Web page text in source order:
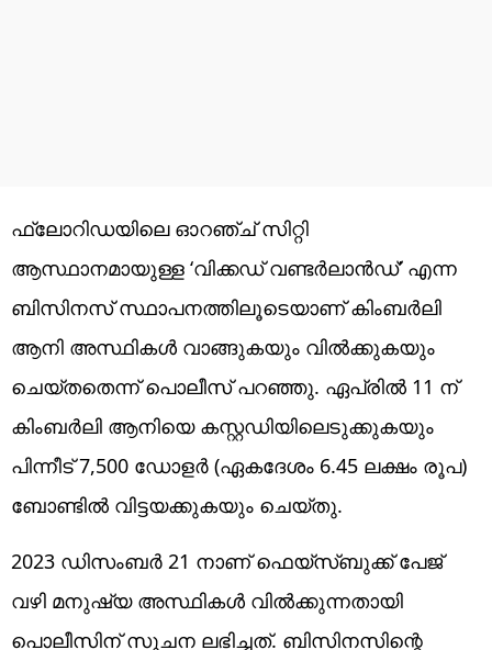
ഫ്ലോറിഡയിലെ ഓറഞ്ച് സിറ്റി
ആസ്ഥാനമായുള്ള ‘വിക്കഡ് വണ്ടർലാൻഡ്’ എന്ന
ബിസിനസ് സ്ഥാപനത്തിലൂടെയാണ് കിംബർലി
ആനി അസ്ഥികൾ വാങ്ങുകയും വിൽക്കുകയും
ചെയ്തതെന്ന് പൊലീസ് പറഞ്ഞു. ഏപ്രിൽ 11 ന്
കിംബർലി ആനിയെ കസ്റ്റഡിയിലെടുക്കുകയും
പിന്നീട് 7,500 ഡോളർ (ഏകദേശം 6.45 ലക്ഷം രൂപ)
ബോണ്ടിൽ വിട്ടയക്കുകയും ചെയ്തു.
2023 ഡിസംബർ 21 നാണ് ഫെയ്സ്ബുക്ക് പേജ്
വഴി മനുഷ്യ അസ്ഥികൾ വിൽക്കുന്നതായി
പൊലീസിന് സൂചന ലഭിച്ചത്. ബിസിനസിന്റെ